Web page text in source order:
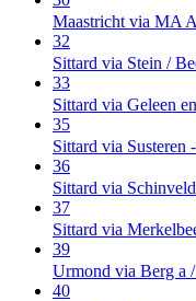
Maastricht via MA
32
Sittard via Stein /
33
Sittard via Geleen
35
Sittard via Susteren
36
Sittard via
37
Sittard via
39
Urmond via Berg a
40